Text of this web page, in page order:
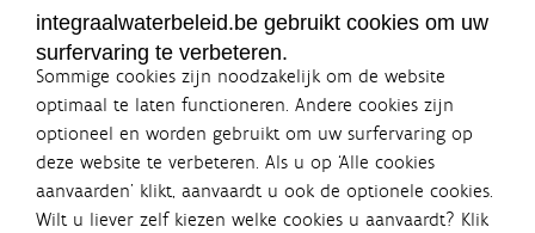
LOGIN VEREIST
integraalwaterbeleid.be gebruikt cookies om uw
surfervaring te verbeteren.
Sommige cookies zijn noodzakelijk om de website
optimaal te laten functioneren. Andere cookies zijn
optioneel en worden gebruikt om uw surfervaring op
deze website te verbeteren. Als u op ‘Alle cookies
aanvaarden’ klikt, aanvaardt u ook de optionele cookies.
Wilt u liever zelf kiezen welke cookies u aanvaardt? Klik
Integraalwaterbeleid.be is een
officiële website van de Vlaamse
overheid
uitgegeven door Coördinatiecommissie Integraal